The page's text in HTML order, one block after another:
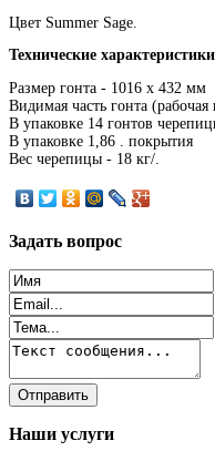
Цвет Summer Sage.
Технические
Размер гонта - 1016 х 432 мм
Видимая часть гонта
В упаковке 14 гонтов
В упаковке 1,86 . покрытия
Вес черепицы - 18 кг/.
Задать вопрос
Наши услуги